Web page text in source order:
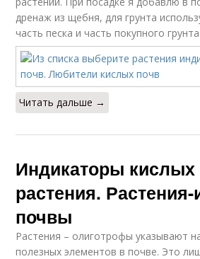
дренаж из щебня, для грунта
часть песка и часть покупного грунта.
Читать дальше →
Индикаторы кислых
растения.
почвы
Растения – олиготрофы указывают
полезных элементов в почве. Это